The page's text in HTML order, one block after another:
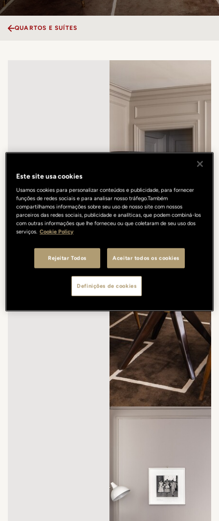
QUARTOS E SUÍTES
Este site usa cookies
Usamos cookies para personalizar conteúdos e publicidade, para fornecer
funções de redes sociais e para analisar nosso tráfego.Também
compartilhamos informações sobre seu uso de nosso site com nossos
parceiros das redes sociais, publicidade e analíticas, que podem combiná-los
com outras informações que lhe forneceu ou que coletaram de seu uso dos
serviços. Cookie Policy
Rejeitar Todos Aceitar todos os cookies
Definições de cookies